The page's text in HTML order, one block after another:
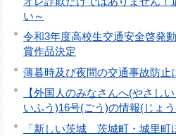
い～
令和3年度高校生交通安全
賞作品決定
薄暮時及び夜間の交通事故防止
【外国人のみなさんへ(や
いふう)16号(ごう)の情報(じょ
「新しい茨城 茨城町・城